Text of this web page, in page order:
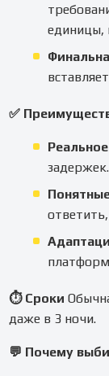
единицы,
✅
задержек.
⏱ Сроки
даже в 3 ночи.
💬 Почему